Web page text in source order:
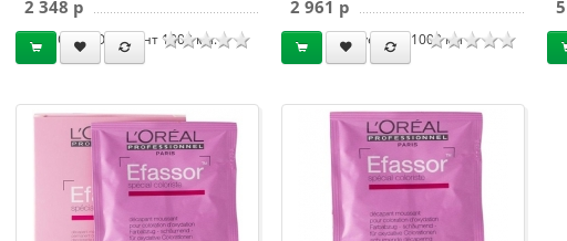
Олео-Оксидент 1000 мл.
2 348 p
Developer 1000 мл
2 961 p